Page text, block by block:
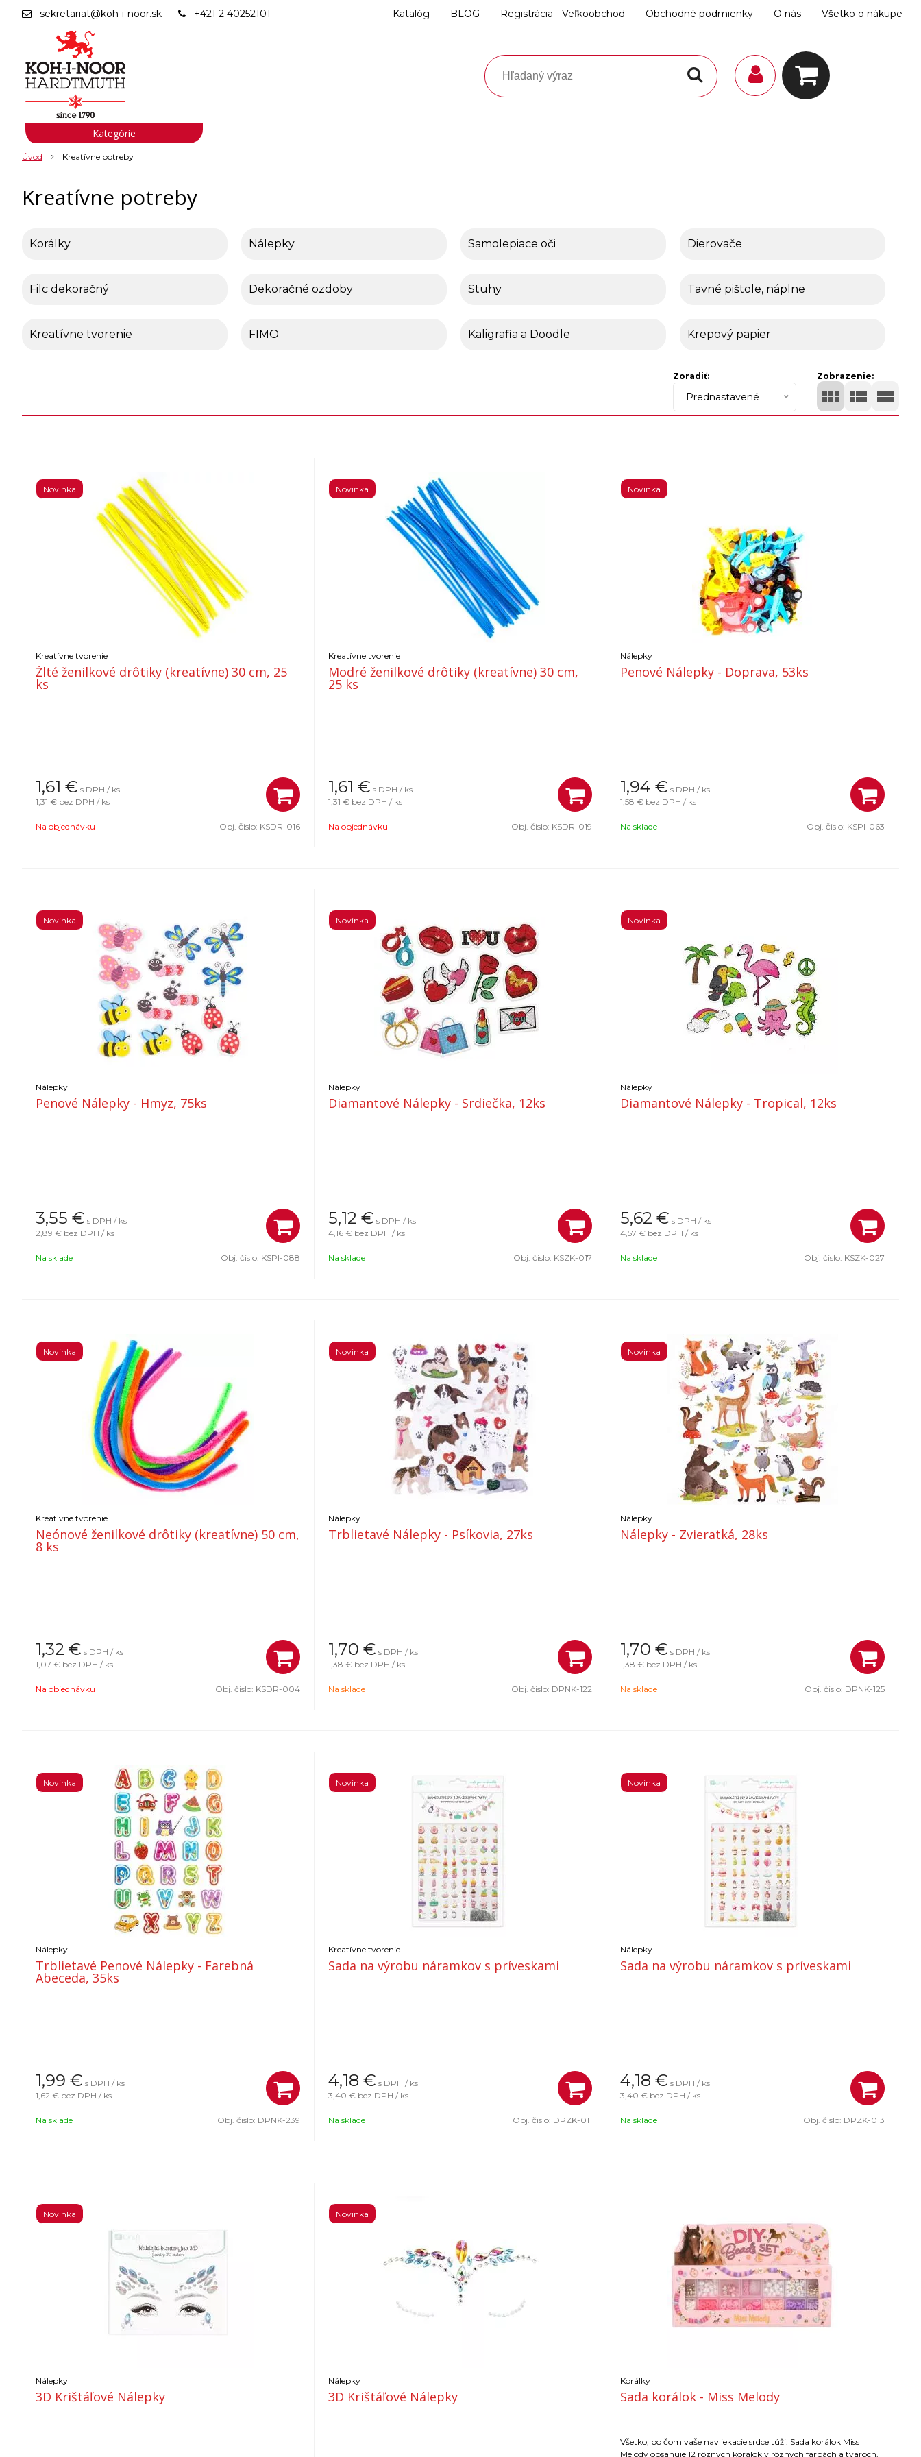
sekretariat@koh-i-noor.sk +421 2 40252101 Katalóg BLOG Registrácia - Veľkoobchod Obchodné podmienky O nás Všetko o nákupe
Úvod Kreatívne potreby
Kreatívne potreby
Korálky Nálepky Samolepiace oči Dierovače
Filc dekoračný Dekoračné ozdoby Stuhy Tavné pištole, náplne
Kreatívne tvorenie FIMO Kaligrafia a Doodle Krepový papier
Zobrazenie:
Zoradiť:
Prednastavené
Kreatívne tvorenie
Žlté ženilkové drôtiky (kreatívne) 30 cm, 25
ks
Novinka
1,61 € s DPH / ks
1,31 € bez DPH / ks
Na objednávku Obj. čislo: KSDR-016
Kreatívne tvorenie
Modré ženilkové drôtiky (kreatívne) 30 cm,
25 ks
Novinka
1,61 € s DPH / ks
1,31 € bez DPH / ks
Na objednávku Obj. čislo: KSDR-019
Nálepky
Penové Nálepky - Doprava, 53ks
Novinka
1,94 € s DPH / ks
1,58 € bez DPH / ks
Na sklade Obj. čislo: KSPI-063
Nálepky
Penové Nálepky - Hmyz, 75ks
Novinka
3,55 € s DPH / ks
2,89 € bez DPH / ks
Na sklade Obj. čislo: KSPI-088
Nálepky
Diamantové Nálepky - Srdiečka, 12ks
Novinka
5,12 € s DPH / ks
4,16 € bez DPH / ks
Na sklade Obj. čislo: KSZK-017
Nálepky
Diamantové Nálepky - Tropical, 12ks
Novinka
5,62 € s DPH / ks
4,57 € bez DPH / ks
Na sklade Obj. čislo: KSZK-027
Kreatívne tvorenie
Neónové ženilkové drôtiky (kreatívne) 50 cm,
8 ks
Novinka
1,32 € s DPH / ks
1,07 € bez DPH / ks
Na objednávku Obj. čislo: KSDR-004
Nálepky
Trblietavé Nálepky - Psíkovia, 27ks
Novinka
1,70 € s DPH / ks
1,38 € bez DPH / ks
Na sklade Obj. čislo: DPNK-122
Nálepky
Nálepky - Zvieratká, 28ks
Novinka
1,70 € s DPH / ks
1,38 € bez DPH / ks
Na sklade Obj. čislo: DPNK-125
Nálepky
Trblietavé Penové Nálepky - Farebná
Abeceda, 35ks
Novinka
1,99 € s DPH / ks
1,62 € bez DPH / ks
Na sklade Obj. čislo: DPNK-239
Kreatívne tvorenie
Sada na výrobu náramkov s príveskami
Novinka
4,18 € s DPH / ks
3,40 € bez DPH / ks
Na sklade Obj. čislo: DPZK-011
Nálepky
Sada na výrobu náramkov s príveskami
Novinka
4,18 € s DPH / ks
3,40 € bez DPH / ks
Na sklade Obj. čislo: DPZK-013
Nálepky
3D Krištáľové Nálepky
Novinka
Nálepky
3D Krištáľové Nálepky
Novinka
Korálky
Sada korálok - Miss Melody
Všetko, po čom vaše navliekacie srdce túži: Sada korálok Miss
Melody obsahuje 12 rôznych korálok v rôznych farbách a tvaroch,
Kategórie